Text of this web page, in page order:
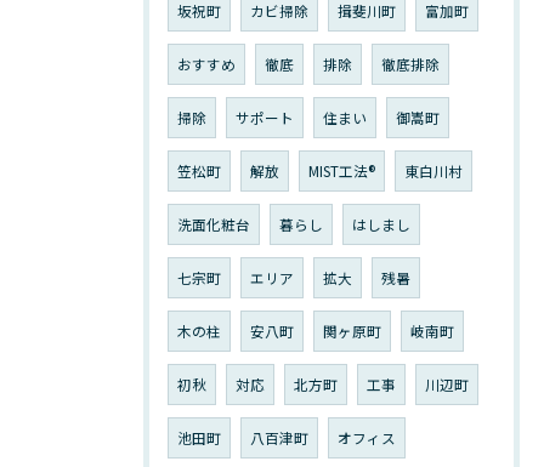
坂祝町 カビ掃除 揖斐川町 富加町
おすすめ 徹底 排除 徹底排除
掃除 サポート 住まい 御嵩町
笠松町 解放 MIST工法®︎ 東白川村
洗面化粧台 暮らし はしまし
七宗町 エリア 拡大 残暑
木の柱 安八町 関ヶ原町 岐南町
初秋 対応 北方町 工事 川辺町
池田町 八百津町 オフィス